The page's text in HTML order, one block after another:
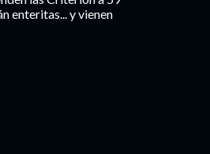
enteritas... y vienen